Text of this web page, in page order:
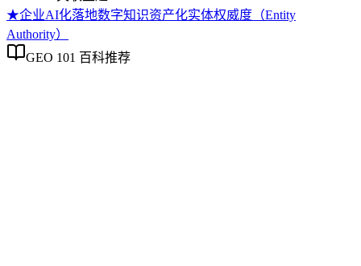
★企业AI化落地数字知识资产化实体权威度（Entity
Authority）
GEO 101 百科推荐